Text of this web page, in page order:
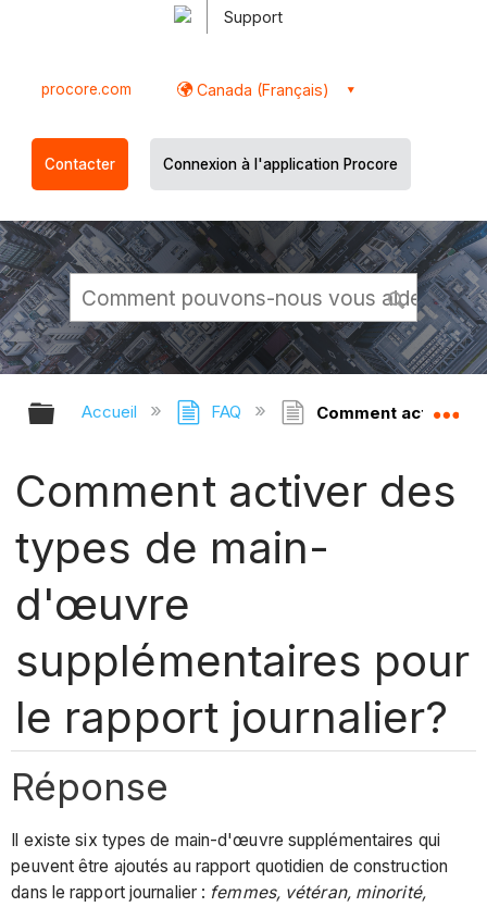
Support
procore.com Canada (Français)
Contacter Connexion à l'application Procore
Développer/réduire la hiérarchie
Accueil FAQ Comment activer
Comment activer des
types de main-
d'œuvre
supplémentaires pour
le rapport journalier?
Réponse
Il existe six types de main-d'œuvre supplémentaires qui
peuvent être ajoutés au rapport quotidien de construction
dans le rapport journalier : femmes, vétéran, minorité,